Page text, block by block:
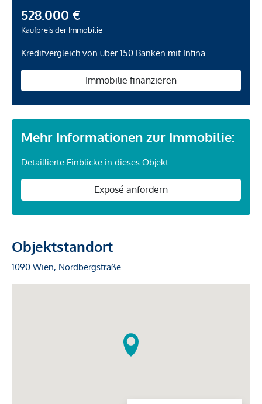
528.000 €
Kaufpreis der Immobilie
Kreditvergleich von über 150 Banken mit Infina.
Immobilie finanzieren
Mehr Informationen zur Immobilie:
Detaillierte Einblicke in dieses Objekt.
Exposé anfordern
Objektstandort
1090 Wien, Nordbergstraße